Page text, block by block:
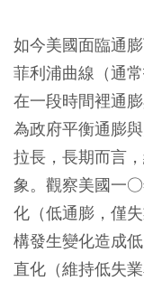
如今美國面臨通
菲利浦曲線（通
在一段時間裡通
為政府平衡通膨
拉長，長期而言
象。觀察美國一
化（低通膨，僅
構發生變化造成
直化（維持低失